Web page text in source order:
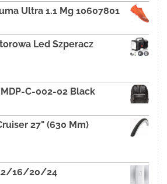
Ultra 1.1 Mg 10607801
Led Szperacz
C-002-02 Black
27" (630 Mm)
16/20/24